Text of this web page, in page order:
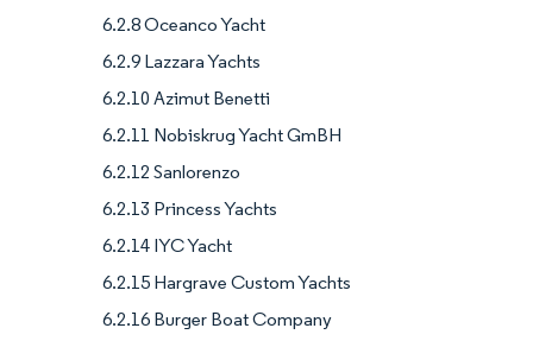
6.2.8 Oceanco Yacht
6.2.9 Lazzara Yachts
6.2.10 Azimut Benetti
6.2.11 Nobiskrug Yacht GmBH
6.2.12 Sanlorenzo
6.2.13 Princess Yachts
6.2.14 IYC Yacht
6.2.15 Hargrave Custom Yachts
6.2.16 Burger Boat Company